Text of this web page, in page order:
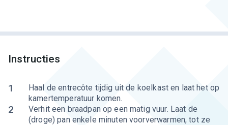
Instructies
1
Haal de entrecôte tijdig uit de koelkast en laat het op
kamertemperatuur komen.
2
Verhit een braadpan op een matig vuur. Laat de
(droge) pan enkele minuten voorverwarmen, tot ze